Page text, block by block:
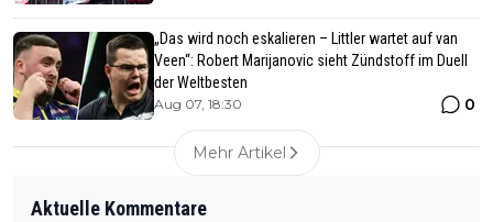
„Das wird noch eskalieren – Littler wartet auf van
Veen“: Robert Marijanovic sieht Zündstoff im Duell
der Weltbesten
Aug 07, 18:30 0
Mehr Artikel
Aktuelle Kommentare